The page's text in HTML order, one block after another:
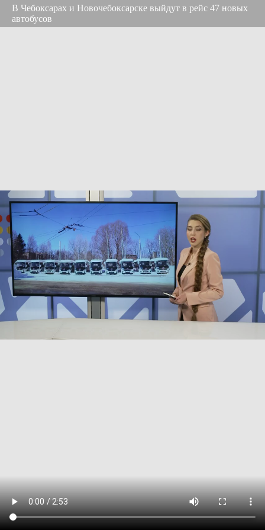
В Чебоксарах и Новочебоксарске выйдут в рейс 47 новых
автобусов